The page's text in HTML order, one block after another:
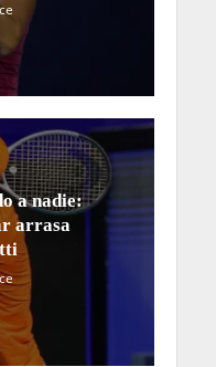
a nadie:
arrasa